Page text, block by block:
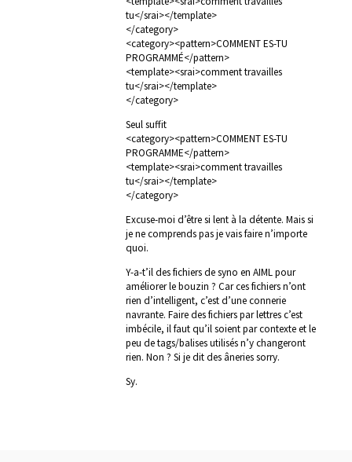
tu</srai></template>
</category>
<category><pattern>COMMENT ES-TU
PROGRAMMÉ</pattern>
<template><srai>comment travailles
tu</srai></template>
</category>
Seul suffit
<category><pattern>COMMENT ES-TU
PROGRAMME</pattern>
<template><srai>comment travailles
tu</srai></template>
</category>
Excuse-moi d’être si lent à la détente. Mais si
je ne comprends pas je vais faire n’importe
quoi.
Y-a-t’il des fichiers de syno en AIML pour
améliorer le bouzin ? Car ces fichiers n’ont
rien d’intelligent, c’est d’une connerie
navrante. Faire des fichiers par lettres c’est
imbécile, il faut qu’il soient par contexte et le
peu de tags/balises utilisés n’y changeront
rien. Non ? Si je dit des âneries sorry.
Sy.